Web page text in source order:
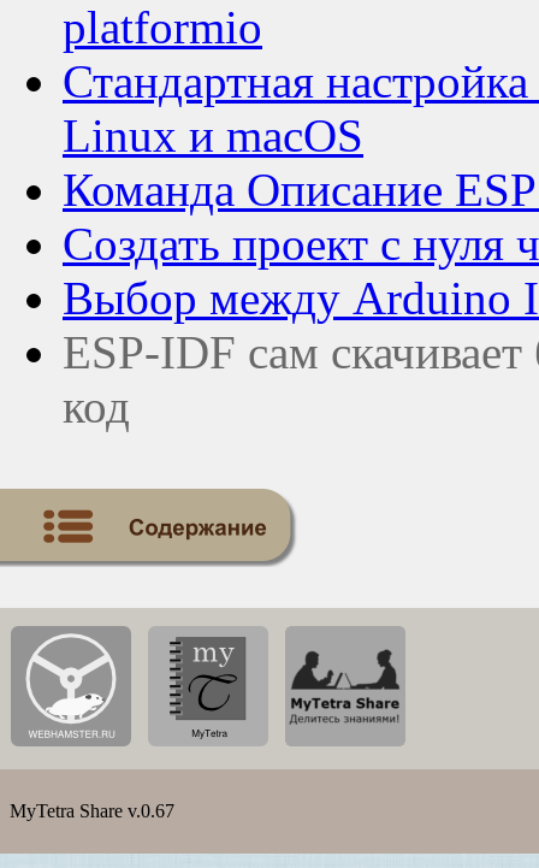
platformio
Стандартная
Linux и macOS
Команда Описание
Создать проект с нуля
Выбор между Arduino
ESP-IDF сам
код
MyTetra Share v.0.67